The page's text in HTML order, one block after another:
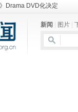
Drama DVD化决定
城明年扭亏为盈
康宝莱员工自揭多项家丑
" 电煤联动亟待完善
新闻 图片